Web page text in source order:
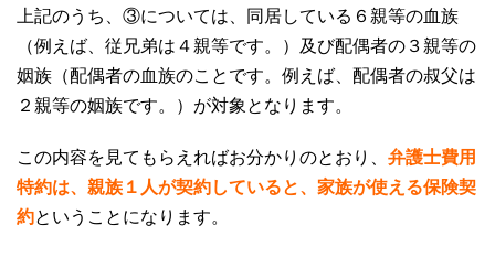
上記のうち、③については、同居している６親等の血族
（例えば、従兄弟は４親等です。）及び配偶者の３親等の
姻族（配偶者の血族のことです。例えば、配偶者の叔父は
２親等の姻族です。）が対象となります。
この内容を見てもらえればお分かりのとおり、 弁護士費用
特約は、親族１人が契約していると、家族が使える保険契
約ということになります。